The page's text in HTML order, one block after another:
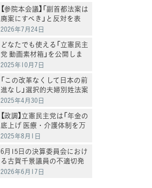
【参院本会議】「副首都法案は
廃案にすべき」と反対を表
明 岸真紀子議員
2026年7月24日
どなたでも使える「立憲民主
党 動画素材箱」を公開しま
した
2025年10月7日
「この改革なくして日本の前
進なし」選択的夫婦別姓法案
を提出
2025年4月30日
【政調】立憲民主党は「年金の
底上げ 医療・介護体制を万
全にする」
2025年8月1日
6月15日の決算委員会におけ
る古賀千景議員の不適切発
言と処分について
2026年6月17日